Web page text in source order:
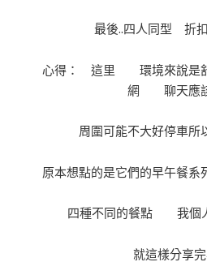
最後..四人同型 折
心得： 這里 環境來說是
網 聊天應
周圍可能不大好停車所
原本想點的是它們的早午餐
四種不同的餐點 我個
就這樣分享